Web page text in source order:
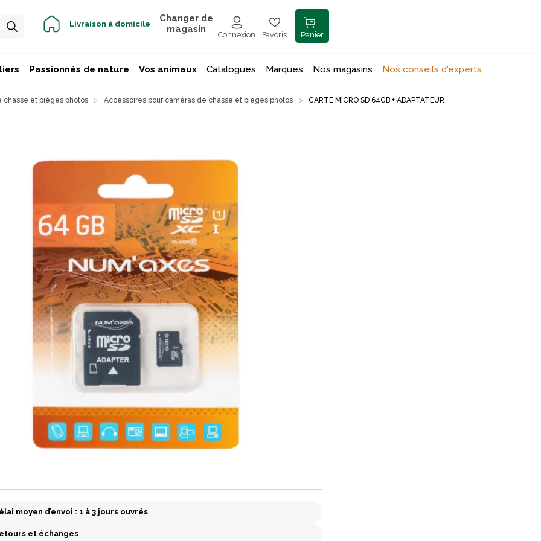
Livraison à domicile
Changer de
magasin
Connexion Favoris Panier
Passionnés de nature Vos animaux Catalogues Marques Nos magasins Nos conseils d'experts
chasse et pièges photos Accessoires pour caméras de chasse et pièges photos CARTE MICRO SD 64GB + ADAPTATEUR
moyen d’envoi : 1 à 3 jours ouvrés
et échanges